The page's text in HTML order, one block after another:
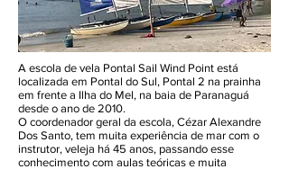
A escola de vela Pontal Sail Wind Point está
localizada em Pontal do Sul, Pontal 2 na prainha
em frente a Ilha do Mel, na baia de Paranaguá
desde o ano de 2010.
O coordenador geral da escola, Cézar Alexandre
Dos Santo, tem muita experiência de mar com o
instrutor, veleja há 45 anos, passando esse
conhecimento com aulas teóricas e muita